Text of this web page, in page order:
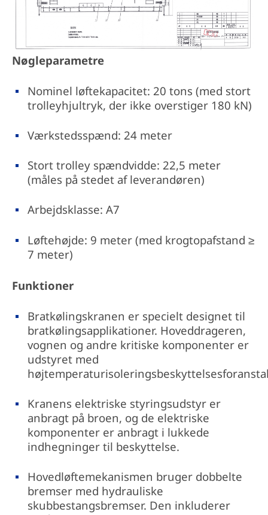
Nøgleparametre
Nominel løftekapacitet: 20 tons (med stort
trolleyhjultryk, der ikke overstiger 180 kN)
Værkstedsspænd: 24 meter
Stort trolley spændvidde: 22,5 meter
(måles på stedet af leverandøren)
Arbejdsklasse: A7
Løftehøjde: 9 meter (med krogtopafstand ≥
7 meter)
Funktioner
Bratkølingskranen er specielt designet til
bratkølingsapplikationer. Hoveddrageren,
vognen og andre kritiske komponenter er
udstyret med
Kranens elektriske styringsudstyr er
anbragt på broen, og de elektriske
komponenter er anbragt i lukkede
indhegninger til beskyttelse.
Hovedløftemekanismen bruger dobbelte
bremser med hydrauliske
skubbestangsbremser. Den inkluderer